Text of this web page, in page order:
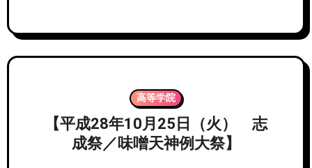
高等学院
【平成28年10月25日（火） 志
成祭／味噌天神例大祭】